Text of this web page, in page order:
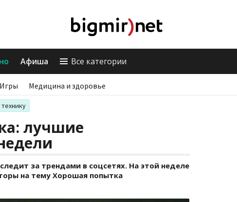
Афиша Все категории
Игры Медицина и здоровье
лучшие
за трендами в соцсетях. На этой неделе
на тему Хорошая попытка